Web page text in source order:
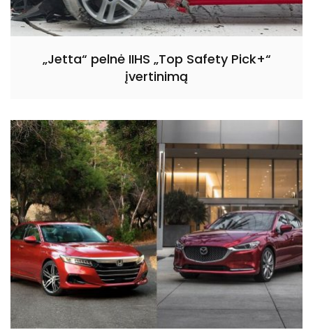
„Jetta“ pelnė IIHS „Top Safety Pick+“
įvertinimą